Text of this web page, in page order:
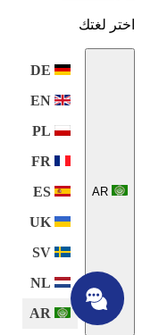
اختر لغتك